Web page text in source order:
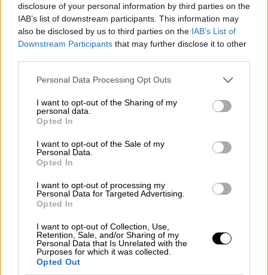
disclosure of your personal information by third parties on the
IAB’s list of downstream participants. This information may
also be disclosed by us to third parties on the IAB’s List of
Downstream Participants that may further disclose it to other
Please note that this website/app uses one or more Google
not limited to your visit or usage behaviour. You may click to
grant or deny consent to Google and its third-party tags to
use your data for below specified purposes in below Google
consent section.
Personal Data Processing Opt Outs
I want to opt-out of the Sharing of my
personal data.
Opted In
I want to opt-out of the Sale of my
Personal Data.
Opted In
I want to opt-out of processing my
Personal Data for Targeted Advertising.
Opted In
I want to opt-out of Collection, Use,
Retention, Sale, and/or Sharing of my
Personal Data that Is Unrelated with the
Purposes for which it was collected.
Opted Out
Αφότου ανέλαβε την εξουσία τον Ιούλιο, ο
εργατικός πρωθυπουργόςυποσχέθηκε να
«επανεκκινήσει» τις σχέσεις ανάμεσα στη
προκατόχους του μετά τοBrexit
. Οι δύο
ηγέτες συναντήθηκαν στο Τσέκερς, την
εξοχική κατοικία των βρετανών
Μπάκιγχαμσαϊρ, βορειοδυτικά του Λονδίνου.
αποφασισμένος να ενισχύσω τις σχέσεις
ανάμεσα στις δύο χώρες μας, που ήταν ήδη
πολύ καλές. (...) Και πιστεύω ότι κάναμε
πραγματικές προόδους», δήλωσε ο Κιρ
Στάρμερ υποδεχόμενος τον Όλαφ Σολτς.